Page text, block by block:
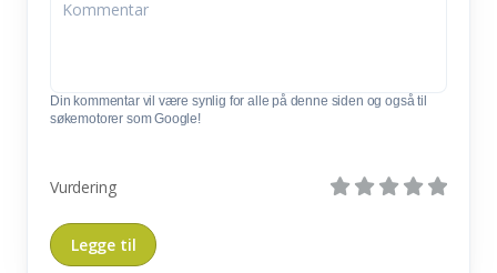
Din kommentar vil være synlig for alle på denne siden og også til
søkemotorer som Google!
Vurdering